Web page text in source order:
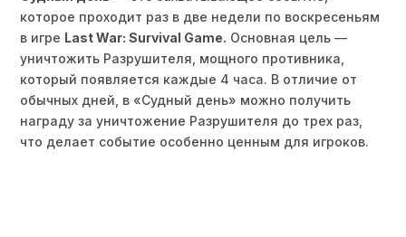
которое проходит раз в две недели по воскресеньям
в игре Last War: Survival Game. Основная цель —
уничтожить Разрушителя, мощного противника,
который появляется каждые 4 часа. В отличие от
обычных дней, в «Судный день» можно получить
награду за уничтожение Разрушителя до трех раз,
что делает событие особенно ценным для игроков.